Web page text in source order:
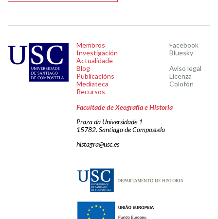
Membros
Investigación
Actualidade
Blog
Publicacións
Mediateca
Recursos
Facebook
Bluesky
Aviso legal
Licenza
Colofón
Facultade de Xeografía e Historia
Praza da Universidade 1
15782. Santiago de Compostela
histagra@usc.es